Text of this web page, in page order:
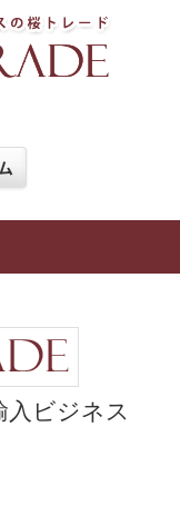
入ビジネス